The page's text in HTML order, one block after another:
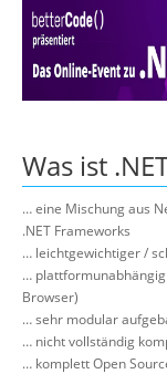
Was ist
… eine Mischung aus
.NET Frameworks
… leichtgewichtiger /
… plattformunabhängig
Browser)
… sehr modular
… nicht vollständig
… komplett Open